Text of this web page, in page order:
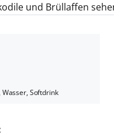
und Brüllaffen
Softdrink